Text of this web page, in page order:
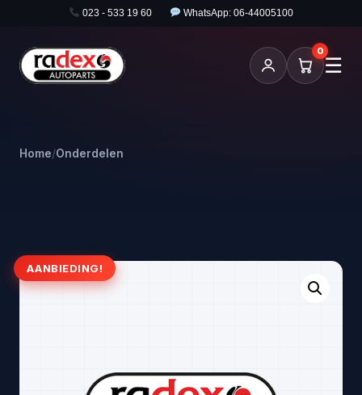
023 - 533 19 60 WhatsApp: 06-44005100
0
☰
Home/Onderdelen
AANBIEDING!